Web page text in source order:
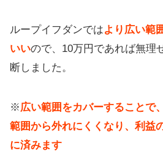
ループイフダンではより広い範
いいので、10万円であれば無理
断しました。
※広い範囲をカバーすることで
範囲から外れにくくなり、利益
に済みます